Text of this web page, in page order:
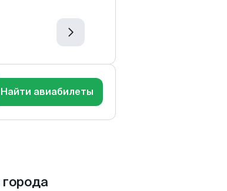
Найти авиабилеты